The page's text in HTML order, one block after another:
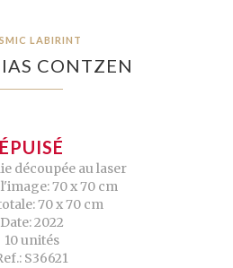
LABIRINT
CONTZEN
ÉPUISÉ
découpée au laser
70 x 70 cm
70 x 70 cm
Date: 2022
10 unités
S36621